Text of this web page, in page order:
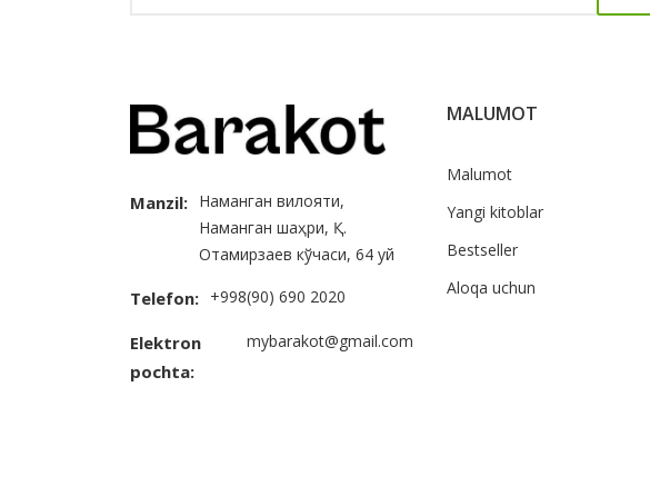
Manzil: Наманган вилояти,
Наманган шаҳри, Қ.
Отамирзаев кўчаси, 64 уй
Telefon: +998(90) 690 2020
Elektron
pochta:
mybarakot@gmail.com
MALUMOT
Malumot
Yangi kitoblar
Bestseller
Aloqa uchun